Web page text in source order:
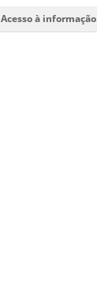
Acesso à informação